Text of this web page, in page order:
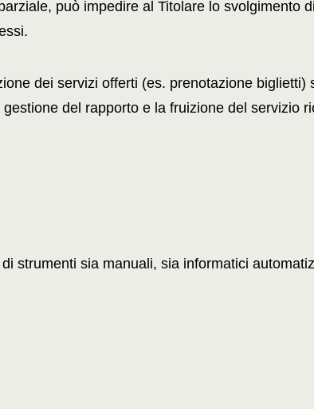
può impedire al Titolare lo svolgimento
dei servizi offerti (es. prenotazione
del rapporto e la fruizione del servizio
strumenti sia manuali, sia informatici